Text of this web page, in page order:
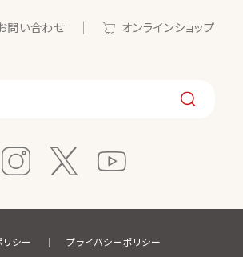
問い合わせ オンラインショップ
リシー プライバシーポリシー